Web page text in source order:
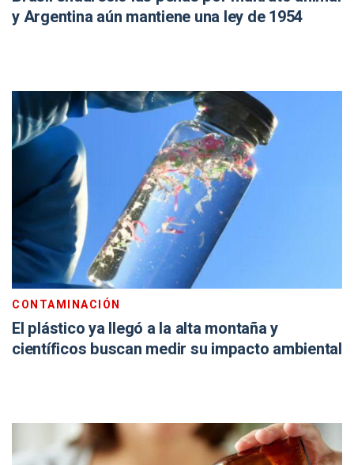
y Argentina aún mantiene una ley de 1954
CONTAMINACIÓN
El plástico ya llegó a la alta montaña y
científicos buscan medir su impacto ambiental